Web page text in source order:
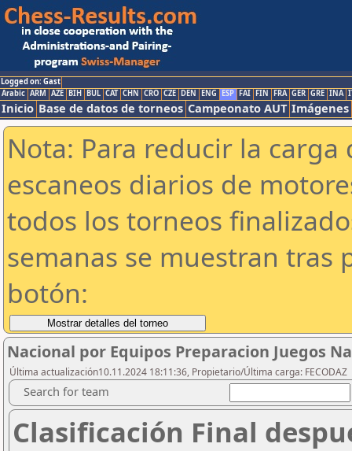
Logged on: Gast
Arabic ARM AZE BIH BUL CAT CHN CRO CZE DEN ENG ESP FAI FIN FRA GER GRE INA
Inicio Base de datos de torneos Campeonato AUT Imágenes
Nota: Para reducir la
escaneos diarios de
todos los torneos
semanas se muestran tras
botón:
Nacional por Equipos Preparacion Juegos
Última actualización10.11.2024 18:11:36, Propietario/Última carga: FECODAZ
Search for team
Clasificación Final